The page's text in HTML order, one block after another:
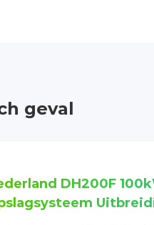
geval
DH200F